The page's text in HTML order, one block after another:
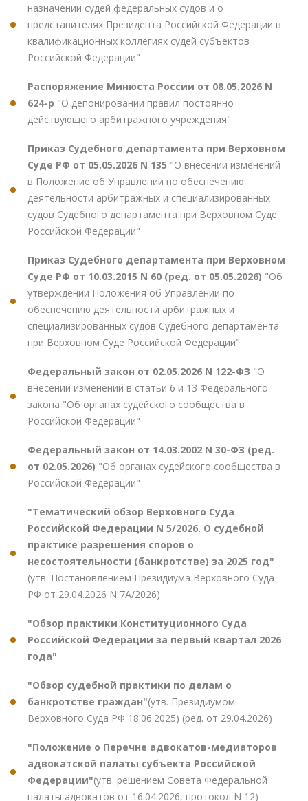
назначении судей федеральных судов и о
представителях Президента Российской Федерации в
квалификационных коллегиях судей субъектов
Российской Федерации"
Распоряжение Минюста России от 08.05.2026 N
624-р "О депонировании правил постоянно
действующего арбитражного учреждения"
Приказ Судебного департамента при Верховном
Суде РФ от 05.05.2026 N 135 "О внесении изменений
в Положение об Управлении по обеспечению
деятельности арбитражных и специализированных
судов Судебного департамента при Верховном Суде
Российской Федерации"
Приказ Судебного департамента при Верховном
Суде РФ от 10.03.2015 N 60 (ред. от 05.05.2026) "Об
утверждении Положения об Управлении по
обеспечению деятельности арбитражных и
специализированных судов Судебного департамента
при Верховном Суде Российской Федерации"
Федеральный закон от 02.05.2026 N 122-ФЗ "О
внесении изменений в статьи 6 и 13 Федерального
закона "Об органах судейского сообщества в
Российской Федерации"
Федеральный закон от 14.03.2002 N 30-ФЗ (ред.
от 02.05.2026) "Об органах судейского сообщества в
Российской Федерации"
"Тематический обзор Верховного Суда
Российской Федерации N 5/2026. О судебной
практике разрешения споров о
несостоятельности (банкротстве) за 2025 год"
(утв. Постановлением Президиума Верховного Суда
РФ от 29.04.2026 N 7А/2026)
"Обзор практики Конституционного Суда
Российской Федерации за первый квартал 2026
года"
"Обзор судебной практики по делам о
банкротстве граждан"(утв. Президиумом
Верховного Суда РФ 18.06.2025) (ред. от 29.04.2026)
"Положение о Перечне адвокатов-медиаторов
адвокатской палаты субъекта Российской
Федерации"(утв. решением Совета Федеральной
палаты адвокатов от 16.04.2026, протокол N 12)